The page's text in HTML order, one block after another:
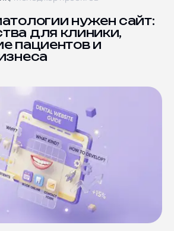
Ярославская улица дом
8, корпус 5нужен сайт:
для клиники,
пациентов и